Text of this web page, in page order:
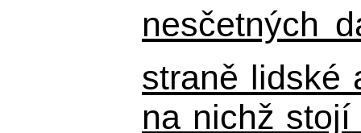
nesčetných
straně lidské
na nichž